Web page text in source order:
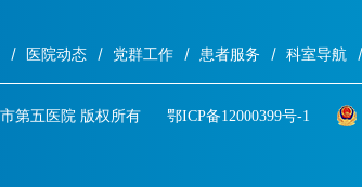
医院动态 党群工作 患者服务 科室导航
第五医院 版权所有 鄂ICP备12000399号-1